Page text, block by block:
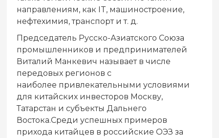
направлениям, как IT, машиностроение,
нефтехимия, транспорт и т. д.
Председатель Русско-Азиатского Союза
промышленников и предпринимателей
Виталий Манкевич называет в числе
передовых регионов с
наиболее привлекательными условиями
для китайских инвесторов Москву,
Татарстан и субъекты Дальнего
Востока.Среди успешных примеров
прихода китайцев в российские ОЭЗ за